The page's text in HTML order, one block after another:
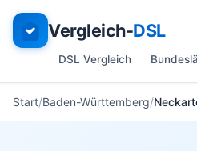
Vergleich-DSL
DSL Vergleich
Start Baden-Württemberg